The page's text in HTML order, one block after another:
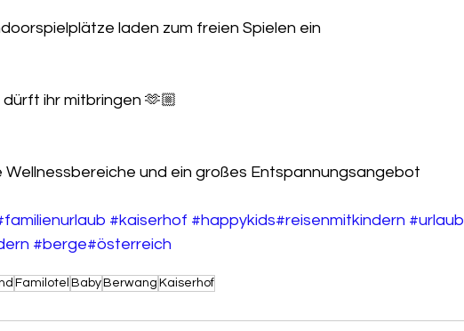
laden zum freien Spielen ein
ihr mitbringen 🫶🏼
Wellnessbereiche und ein großes Entspannungsangebot
#kaiserhof #happykids#reisenmitkindern #urlaub
#berge#österreich
Familotel BabyBerwang Kaiserhof